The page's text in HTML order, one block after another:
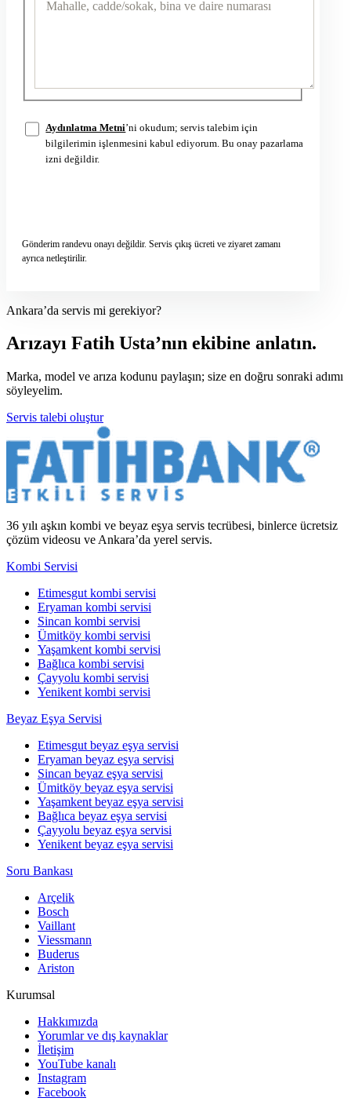
Aydınlatma Metni’ni okudum; servis talebim için
bilgilerimin işlenmesini kabul ediyorum. Bu onay pazarlama
izni değildir.
Gönderim randevu onayı değildir. Servis çıkış ücreti ve ziyaret zamanı
ayrıca netleştirilir.
Ankara’da servis mi gerekiyor?
Arızayı Fatih Usta’nın ekibine anlatın.
Marka, model ve arıza kodunu paylaşın; size en doğru sonraki adımı
söyleyelim.
Servis talebi oluştur
36 yılı aşkın kombi ve beyaz eşya servis tecrübesi, binlerce ücretsiz
çözüm videosu ve Ankara’da yerel servis.
Kombi Servisi
Etimesgut kombi servisi
Eryaman kombi servisi
Sincan kombi servisi
Ümitköy kombi servisi
Yaşamkent kombi servisi
Bağlıca kombi servisi
Çayyolu kombi servisi
Yenikent kombi servisi
Beyaz Eşya Servisi
Etimesgut beyaz eşya servisi
Eryaman beyaz eşya servisi
Sincan beyaz eşya servisi
Ümitköy beyaz eşya servisi
Yaşamkent beyaz eşya servisi
Bağlıca beyaz eşya servisi
Çayyolu beyaz eşya servisi
Yenikent beyaz eşya servisi
Soru Bankası
Arçelik
Bosch
Vaillant
Viessmann
Buderus
Ariston
Kurumsal
Hakkımızda
Yorumlar ve dış kaynaklar
İletişim
YouTube kanalı
Instagram
Facebook